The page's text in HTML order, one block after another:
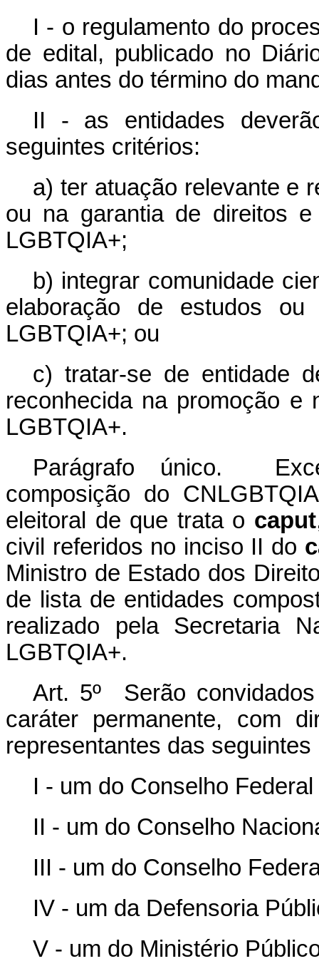
I - o regulamento do
de edital, publicado no
dias antes do término do
II - as entidades
seguintes critérios:
a) ter atuação relevante e
ou na garantia de direitos
LGBTQIA+;
b) integrar comunidade
elaboração de estudos
LGBTQIA+; ou
c) tratar-se de entidade
reconhecida na promoção e
LGBTQIA+.
Parágrafo único.
composição do
eleitoral de que trata o caput
civil referidos no inciso II do
Ministro de Estado dos
de lista de entidades
realizado pela Secretaria
LGBTQIA+.
Art. 5º Serão
caráter permanente, com
representantes das
I - um do Conselho
II - um do Conselho
III - um do Conselho
IV - um da Defensoria
V - um do Ministério